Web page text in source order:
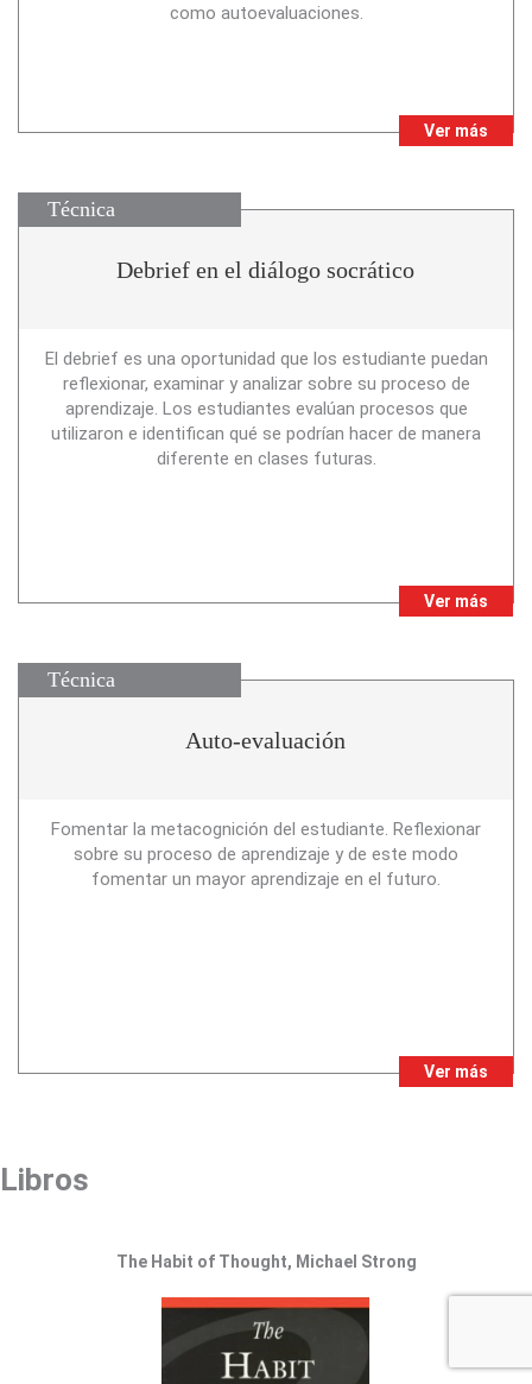
como autoevaluaciones.
Ver más
Técnica
Debrief en el diálogo socrático
El debrief es una oportunidad que los estudiante puedan
reflexionar, examinar y analizar sobre su proceso de
aprendizaje. Los estudiantes evalúan procesos que
utilizaron e identifican qué se podrían hacer de manera
diferente en clases futuras.
Ver más
Técnica
Auto-evaluación
Fomentar la metacognición del estudiante. Reflexionar
sobre su proceso de aprendizaje y de este modo
fomentar un mayor aprendizaje en el futuro.
Ver más
Libros
The Habit of Thought, Michael Strong